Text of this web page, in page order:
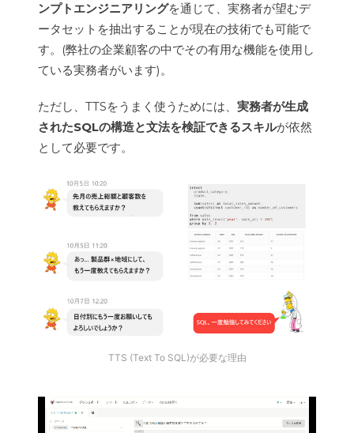
ンプトエンジニアリングを通じて、実務者が望むデ
ータセットを抽出することが現在の技術でも可能で
す。(弊社の企業顧客の中でその有用な機能を使用し
ている実務者がいます)。
ただし、TTSをうまく使うためには、 実務者が生成
されたSQLの構造と文法を検証できるスキルが依然
として必要です。
TTS (Text To SQL)が必要な理由